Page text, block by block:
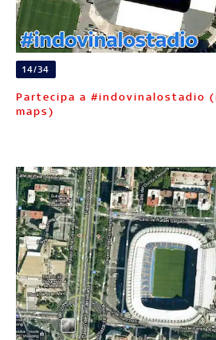
14/34
Partecipa a #indovinalostadio (immagine da google
maps)